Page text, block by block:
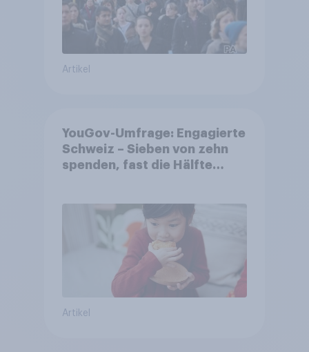
Artikel
YouGov-Umfrage: Engagierte
Schweiz – Sieben von zehn
spenden, fast die Hälfte
Artikel